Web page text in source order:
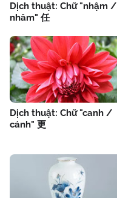
Dịch thuật: Chữ "nhậm /
nhâm" 任
Dịch thuật: Chữ "canh /
cánh" 更